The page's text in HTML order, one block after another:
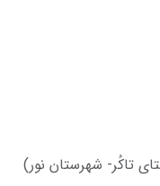
تاکُر- شهرستان نور)